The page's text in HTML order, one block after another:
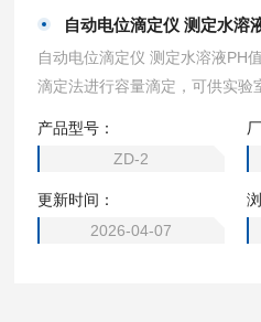
自动电位滴定仪 测定水溶
自动电位滴定仪 测定水溶液PH
滴定法进行容量滴定，可供实验
产品型号：
ZD-2
更新时间：
2026-04-07